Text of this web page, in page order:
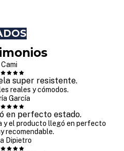
Cami
super resistente.
reales y cómodos.
García
en perfecto estado.
y el producto llegó en perfecto
recomendable.
Dipietro